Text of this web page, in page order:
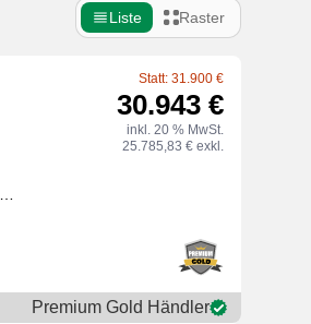
Liste Raster
Statt: 31.900 €
30.943 €
inkl. 20 % MwSt.
25.785,83 € exkl.
Premium Gold Händler